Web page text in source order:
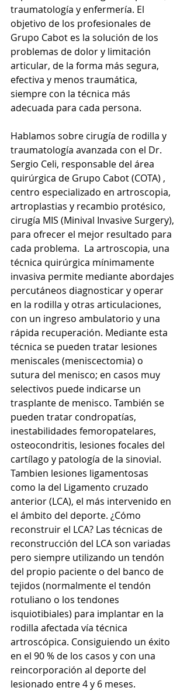
traumatología y enfermería. El
objetivo de los profesionales de
Grupo Cabot es la solución de los
problemas de dolor y limitación
articular, de la forma más segura,
efectiva y menos traumática,
siempre con la técnica más
adecuada para cada persona.
Hablamos sobre cirugía de rodilla y
traumatología avanzada con el Dr.
Sergio Celi, responsable del área
quirúrgica de Grupo Cabot (COTA) ,
centro especializado en artroscopia,
artroplastias y recambio protésico,
cirugía MIS (Minival Invasive Surgery),
para ofrecer el mejor resultado para
cada problema.  La artroscopia, una
técnica quirúrgica mínimamente
invasiva permite mediante abordajes
percutáneos diagnosticar y operar
en la rodilla y otras articulaciones,
con un ingreso ambulatorio y una
rápida recuperación. Mediante esta
técnica se pueden tratar lesiones
meniscales (meniscectomia) o
sutura del menisco; en casos muy
selectivos puede indicarse un
trasplante de menisco. También se
pueden tratar condropatías,
inestabilidades femoropatelares,
osteocondritis, lesiones focales del
cartílago y patología de la sinovial.
Tambien lesiones ligamentosas
como la del Ligamento cruzado
anterior (LCA), el más intervenido en
el ámbito del deporte. ¿Cómo
reconstruir el LCA? Las técnicas de
reconstrucción del LCA son variadas
pero siempre utilizando un tendón
del propio paciente o del banco de
tejidos (normalmente el tendón
rotuliano o los tendones
isquiotibiales) para implantar en la
rodilla afectada vía técnica
artroscópica. Consiguiendo un éxito
en el 90 % de los casos y con una
reincorporación al deporte del
lesionado entre 4 y 6 meses.